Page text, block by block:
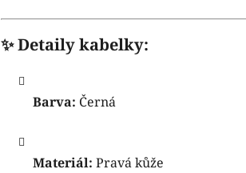
✨ Detaily kabelky:
Barva: Černá
Materiál: Pravá kůže